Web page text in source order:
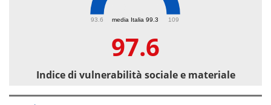
media Italia 99.3
93.6 109
97.6
Indice di vulnerabilità sociale e materiale